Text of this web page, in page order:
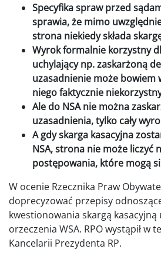
Specyfika spraw przed
sprawia, że mimo
strona niekiedy składa
Wyrok formalnie korzystny
uchylający np. zaskarżoną
uzasadnienie może bowiem
niego faktycznie
Ale do NSA nie można
uzasadnienia, tylko cały
A gdy skarga kasacyjna
NSA, strona nie może liczyć
postępowania, które mogą
W ocenie Rzecznika Praw
doprecyzować przepisy
kwestionowania skargą kasacyjną
orzeczenia WSA. RPO wystąpił w
Kancelarii Prezydenta RP.